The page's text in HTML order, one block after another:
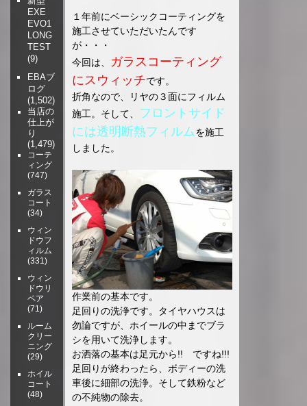
１年前にベーシックコーティングを
施工させていただいたんです
が・・・
今回は、
ガラスコーティング
にスウィッチです。
折角なので、リヤの３面にフィルム
施工。そして、
フロントサイド
には透明断熱フィルムを施工
しました。
作業前の基本です。
足回りの洗浄です。タイヤハウスは
勿論ですが、ホイールの中までブラ
シを用いて洗浄します。
お洒落の基本は足元から!! ですね!!!
足回りが終わったら、ボディーの洗
車後に細部の洗浄。そして鉄粉など
の不純物の除去。
EXE
EVO1
LONG
TEST
(9)
EBAブ
ログ
(1,502)
当店の
仕上が
り
(1,479)
コーテ
ィング
(747)
ガラス
コート
(34)
ウィン
ドウフ
ィルム
(331)
ウィン
ドウリ
ペア
(71)
ルーム
クリー
ニング
(29)
ホイル
コート
(48)